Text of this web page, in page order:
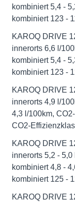
kombiniert 5,4 -
kombiniert 123 -
KAROQ DRIVE
innerorts 6,6 l/
kombiniert 5,4 -
kombiniert 123 -
KAROQ DRIVE
innerorts 4,9 l/
4,3 l/100km,
CO2-
KAROQ DRIVE
innerorts 5,2 -
kombiniert 4,8 -
kombiniert 125 -
KAROQ DRIVE